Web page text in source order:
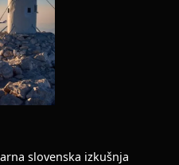
slovenska izkušnja